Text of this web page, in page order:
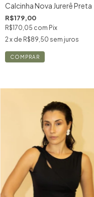
Calcinha Nova Jurerê Preta
R$179,00
R$170,05 com Pix
2 x de R$89,50 sem juros
COMPRAR